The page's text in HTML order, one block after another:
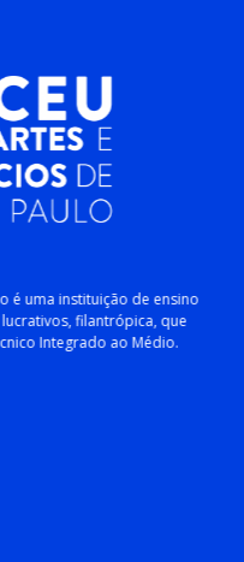
é uma instituição de ensino
filantrópica, que
Integrado ao Médio.